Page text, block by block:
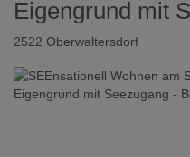
Eigengrund mit
2522 Oberwaltersdorf